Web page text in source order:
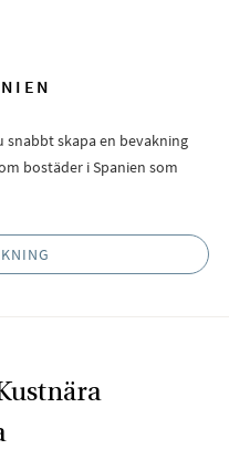
snabbt skapa en bevakning
bostäder i Spanien som